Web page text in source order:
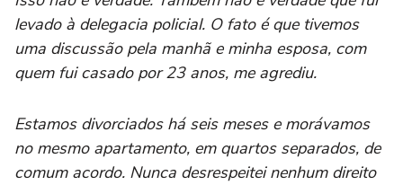
levado à delegacia policial. O fato é que tivemos
uma discussão pela manhã e minha esposa, com
quem fui casado por 23 anos, me agrediu.
Estamos divorciados há seis meses e morávamos
no mesmo apartamento, em quartos separados, de
comum acordo. Nunca desrespeitei nenhum direito